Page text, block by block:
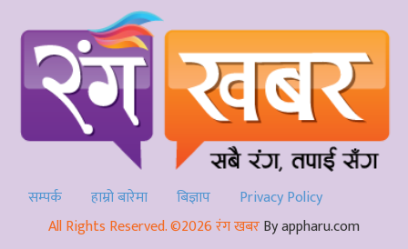
सम्पर्क हाम्रो बारेमा बिज्ञाप
Privacy Policy
All Rights Reserved. ©2026 रंग खबरBy appharu.com